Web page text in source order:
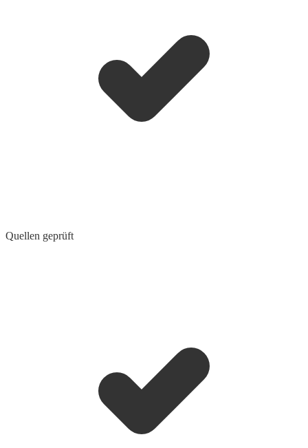
Quellen geprüft